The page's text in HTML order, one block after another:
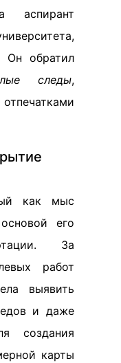
аспирант
Он обратил
следы,
как мыс
его
За
работ
выявить
и даже
создания
карты